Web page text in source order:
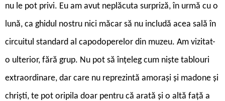
nu le pot privi. Eu am avut neplăcuta surpriză, în urmă cu o
lună, ca ghidul nostru nici măcar să nu includă acea sală în
circuitul standard al capodoperelor din muzeu. Am vizitat-
o ulterior, fără grup. Nu pot să înțeleg cum niște tablouri
extraordinare, dar care nu reprezintă amorași și madone și
chriști, te pot oripila doar pentru că arată și o altă față a